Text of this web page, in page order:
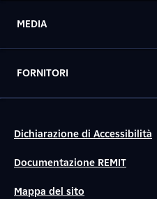
MEDIA
FORNITORI
Dichiarazione di Accessibilità
Documentazione REMIT
Mappa del sito